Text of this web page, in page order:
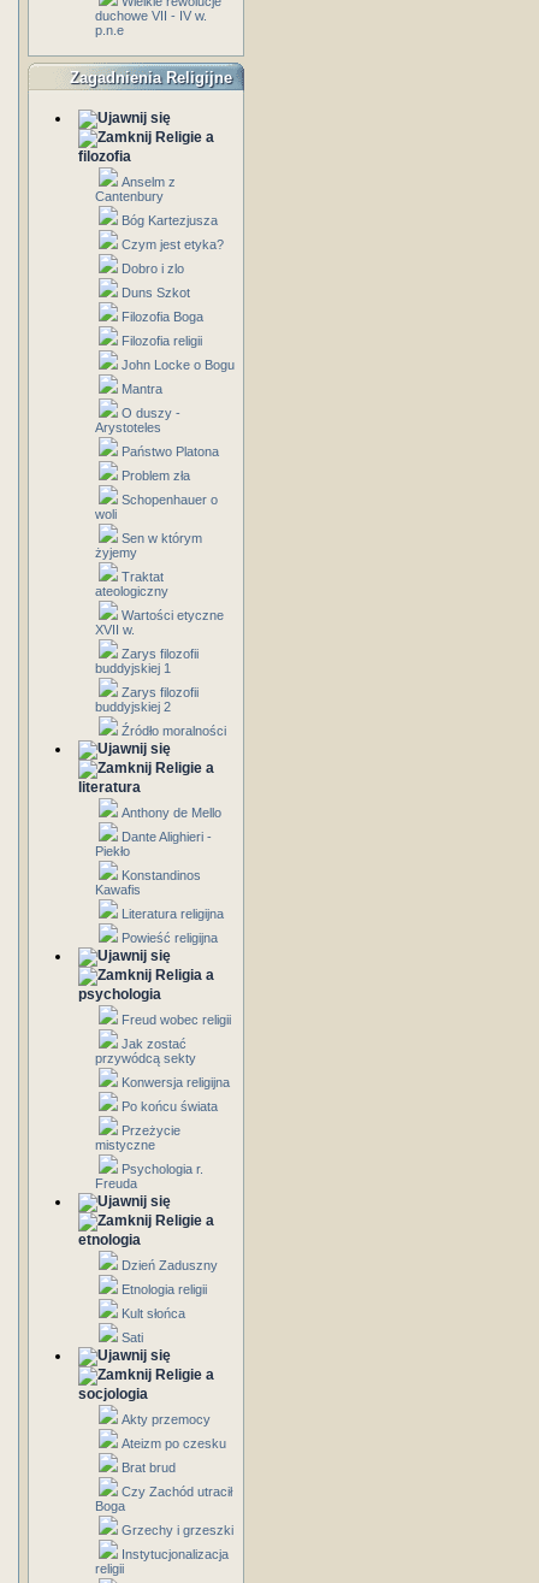
duchowe VII - IV w.
p.n.e
Zagadnienia Religijne
Religie a
filozofia
Anselm z
Cantenbury
Bóg Kartezjusza
Czym jest etyka?
Dobro i zlo
Duns Szkot
Filozofia Boga
Filozofia religii
John Locke o Bogu
Mantra
O duszy -
Arystoteles
Państwo Platona
Problem zła
Schopenhauer o
woli
Sen w którym
żyjemy
Traktat
ateologiczny
Wartości etyczne
XVII w.
Zarys filozofii
buddyjskiej 1
Zarys filozofii
buddyjskiej 2
Źródło moralności
Religie a
literatura
Anthony de Mello
Dante Alighieri -
Piekło
Konstandinos
Kawafis
Literatura religijna
Powieść religijna
Religia a
psychologia
Freud wobec religii
Jak zostać
przywódcą sekty
Konwersja religijna
Po końcu świata
Przeżycie
mistyczne
Psychologia r.
Freuda
Religie a
etnologia
Dzień Zaduszny
Etnologia religii
Kult słońca
Sati
Religie a
socjologia
Akty przemocy
Ateizm po czesku
Brat brud
Czy Zachód utracił
Boga
Grzechy i grzeszki
Instytucjonalizacja
religii